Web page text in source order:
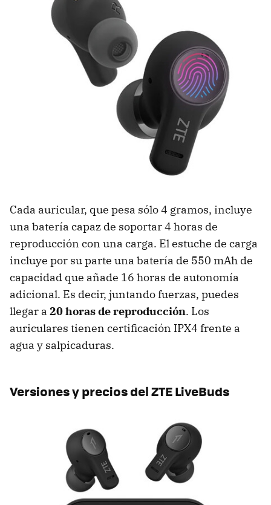
Cada auricular, que pesa sólo 4 gramos, incluye
una batería capaz de soportar 4 horas de
reproducción con una carga. El estuche de carga
incluye por su parte una batería de 550 mAh de
capacidad que añade 16 horas de autonomía
adicional. Es decir, juntando fuerzas, puedes
llegar a 20 horas de reproducción. Los
auriculares tienen certificación IPX4 frente a
agua y salpicaduras.
Versiones y precios del ZTE LiveBuds